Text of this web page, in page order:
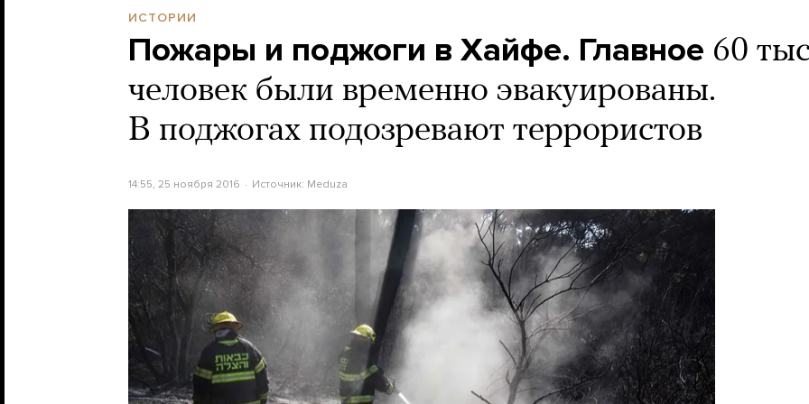
ИСТОРИИ
Пожары и поджоги в Хайфе. Главное 60
человек были временно эвакуированы.
В поджогах подозревают террористов
14:55, 25 ноября 2016 Источник: Meduza